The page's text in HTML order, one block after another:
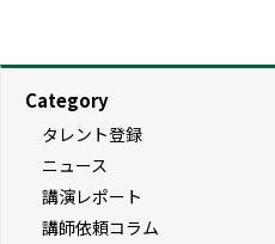
Category
タレント登録
ニュース
講演レポート
講師依頼コラム